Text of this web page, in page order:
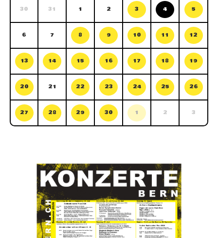
30 31 1 2 3 4 5
6 7 8 9 10 11 12
13 14 15 16 17 18 19
20 21 22 23 24 25 26
27 28 29 30 1 2 3